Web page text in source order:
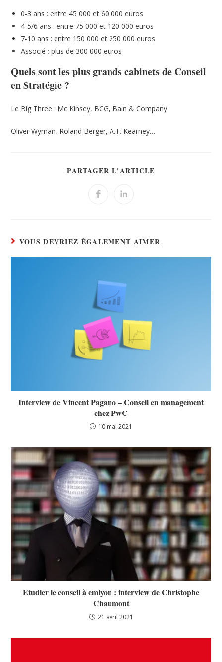
0-3 ans : entre 45 000 et 60 000 euros
4-5/6 ans : entre 75 000 et 120 000 euros
7-10 ans : entre 150 000 et 250 000 euros
Associé : plus de 300 000 euros
Quels sont les plus grands cabinets de Conseil
en Stratégie ?
Le Big Three : Mc Kinsey, BCG, Bain & Company
Oliver Wyman, Roland Berger, A.T. Kearney…
PARTAGER L'ARTICLE
VOUS DEVRIEZ ÉGALEMENT AIMER
Interview de Vincent Pagano – Conseil en management
chez PwC
10 mai 2021
Etudier le conseil à emlyon : interview de Christophe
Chaumont
21 avril 2021